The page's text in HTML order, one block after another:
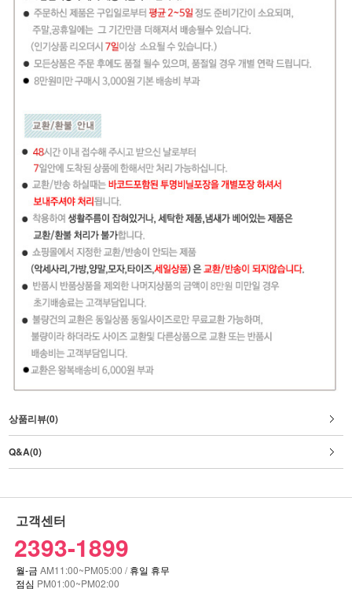
상품리뷰(0)
Q&A(0)
고객센터
2393-1899
월-금 AM11:00~PM05:00 /휴일 휴무
점심 PM01:00~PM02:00